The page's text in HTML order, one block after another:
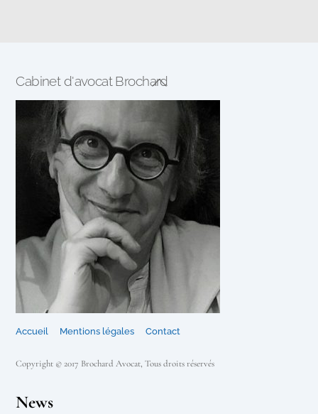
Back
Cabinet d'avocat Brochard
Accueil Mentions légales Contact
Copyright © 2017 Brochard Avocat, Tous droits réservés
News